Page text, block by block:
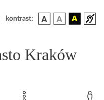
kontrast:
Kraków